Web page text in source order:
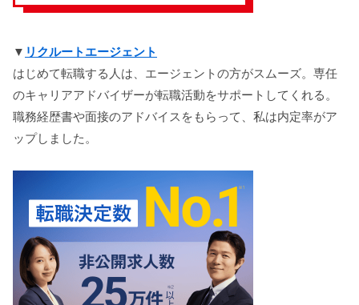
▼ リクルートエージェント
はじめて転職する人は、エージェントの方がスムーズ。専任
のキャリアアドバイザーが転職活動をサポートしてくれる。
職務経歴書や面接のアドバイスをもらって、私は内定率がア
ップしました。